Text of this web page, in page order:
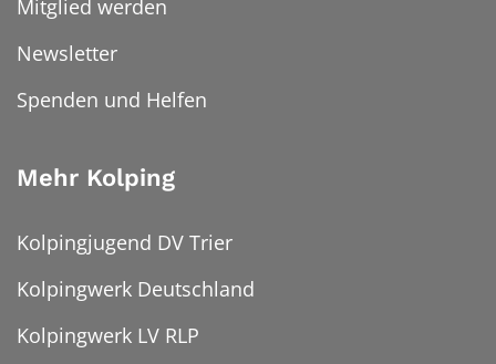
Mitglied werden
Newsletter
Spenden und Helfen
Mehr Kolping
Kolpingjugend DV Trier
Kolpingwerk Deutschland
Kolpingwerk LV RLP